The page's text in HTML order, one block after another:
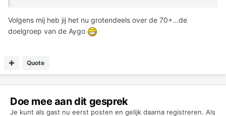
Volgens mij heb jij het nu grotendeels over de 70+...de
doelgroep van de Aygo
Quote
Doe mee aan dit gesprek
Je kunt als gast nu eerst posten en gelijk daarna registreren. Als